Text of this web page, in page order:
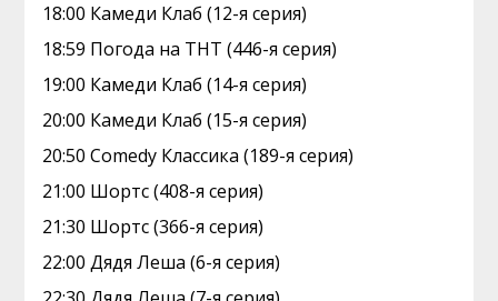
18:00 Камеди Клаб (12-я серия)
18:59 Погода на ТНТ (446-я серия)
19:00 Камеди Клаб (14-я серия)
20:00 Камеди Клаб (15-я серия)
20:50 Comedy Классика (189-я серия)
21:00 Шортс (408-я серия)
21:30 Шортс (366-я серия)
22:00 Дядя Леша (6-я серия)